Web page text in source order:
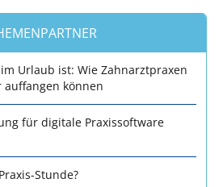
Urlaub ist: Wie Zahnarztpraxen
auffangen können
für digitale Praxissoftware
Stunde?